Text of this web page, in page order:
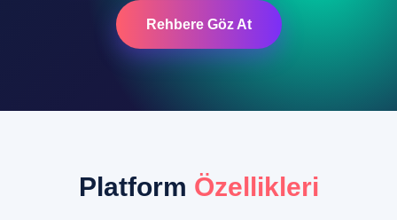
Rehbere Göz At
Platform Özellikleri